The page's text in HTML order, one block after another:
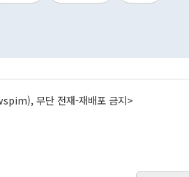
무단 전재-재배포 금지>